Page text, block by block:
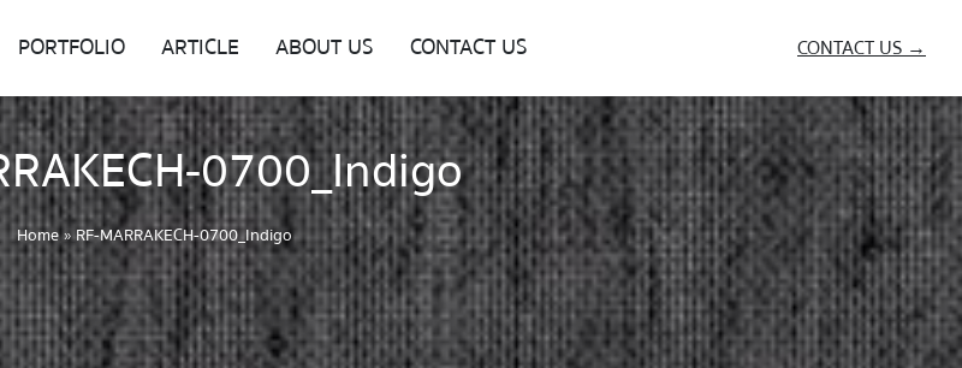
PORTFOLIO ARTICLE ABOUT US CONTACT US CONTACT US →
0700_Indigo
Home»RF-MARRAKECH-0700_Indigo